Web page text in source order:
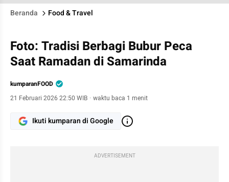
Beranda Food & Travel
Foto: Tradisi Berbagi Bubur Peca
Saat Ramadan di Samarinda
kumparanFOOD
21 Februari 2026 22:50 WIB · waktu baca 1 menit
Ikuti kumparan di Google
ADVERTISEMENT